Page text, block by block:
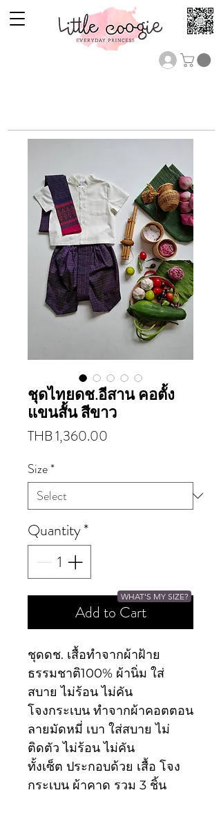
ชุดไทยดช.อีสาน คอตั้ง
แขนสั้น สีขาว
THB 1,360.00
Size*
Quantity*
Add to Cart
ชุดดช. เสื้อทำจากผ้าฝ้าย
ธรรมชาติ100% ผ้านิ่ม ใส่
สบาย ไม่ร้อน ไม่คัน
โจงกระเบน ทำจากผ้าคอตตอน
ลายมัดหมี่ เบา ใส่สบาย ไม่
ติดตัว ไม่ร้อน ไม่คัน
ทั้งเซ็ต ประกอบด้วย เสื้อ โจง
กระเบน ผ้าคาด รวม 3 ชิ้น
WHAT'S MY SIZE?